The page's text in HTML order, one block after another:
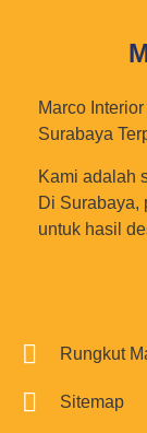
Marco
Surabaya
Kami adalah
Di Surabaya,
untuk hasil
Rungkut
Sitemap